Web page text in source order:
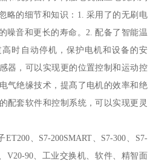
略的细节和知识：1. 采用了的无刷电
噪音和更长的寿命。2. 配备了智能温
时自动停机，保护电机和设备的安
器，可以实现更的位置控制和运动控
气绝缘技术，提髙了电机的效率和绝
配套软件和控制系统，可以实现更灵
、S7-200SMART、S7-300、S7-
V20-90、工业交换机、软件、精智面